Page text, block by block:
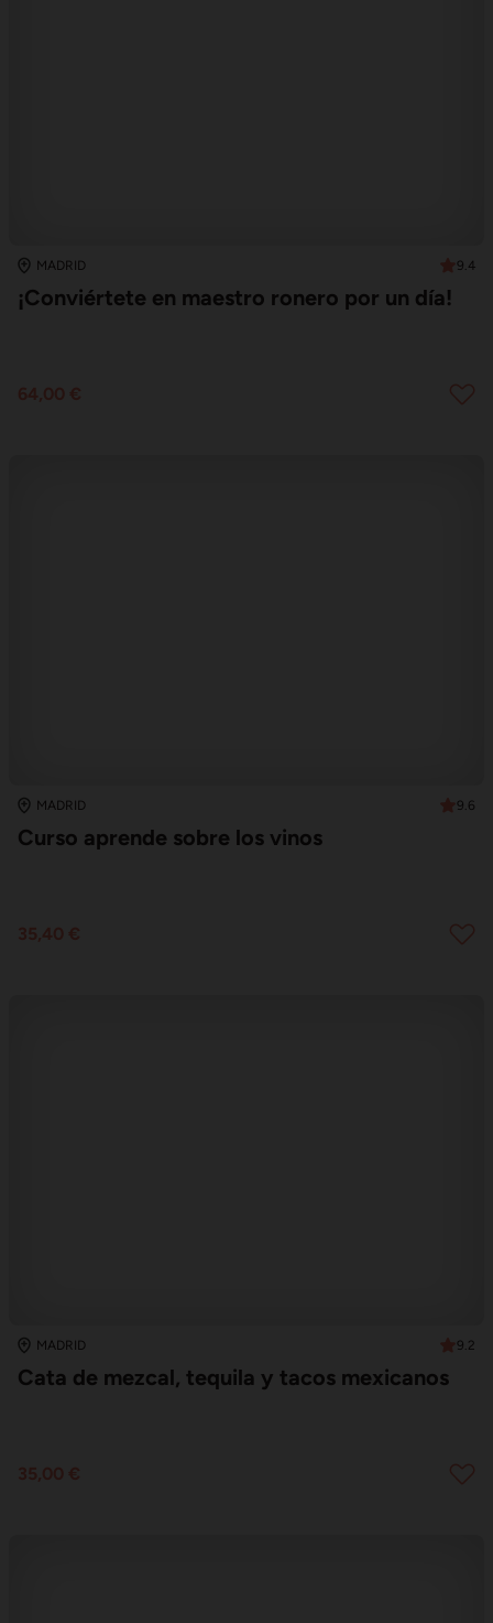
MADRID 9.4
¡Conviértete en maestro ronero por un día!
64,00 €
MADRID 9.6
Curso aprende sobre los vinos
35,40 €
MADRID 9.2
Cata de mezcal, tequila y tacos mexicanos
35,00 €